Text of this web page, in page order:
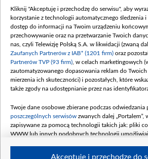
Kliknij "Akceptuję i przechodzę do serwisu", aby
korzystanie z technologii automatycznego śledzenia i
dostęp do informacji na Twoim urządzeniu
przechowywanie oraz na przetwarzanie Twoich
nas, czyli Telewizję Polską S.A. w likwidacji (zwaną
Zaufanych Partnerów z IAB* (1201 firm) oraz
Partnerów TVP (93 firm) , w celach marketingowych
zautomatyzowanego dopasowania reklam do
mierzenia ich skuteczności) i pozostałych, które
także zgody na udostępnianie przez nas
Twoje dane osobowe zbierane podczas odwiedzania
poszczególnych serwisów zwanych dalej „Portalem”,
zapisywane za pomocą technologii takich jak: pliki
WWW lub innych podobnych technologii
Akceptuję i przechodzę do